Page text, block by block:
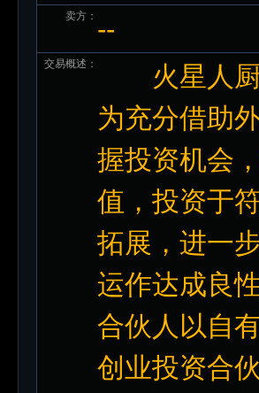
卖方： --
交易概述：
火星人厨
为充分借助
握投资机会
值，投资于
拓展，进一
运作达成良
合伙人以自
创业投资合